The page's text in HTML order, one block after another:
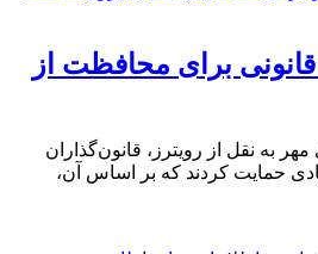
قانونی برای محافظت از
به نقل از رویترز، قانون‌گذاران
حمایت کردند که بر اساس آن،